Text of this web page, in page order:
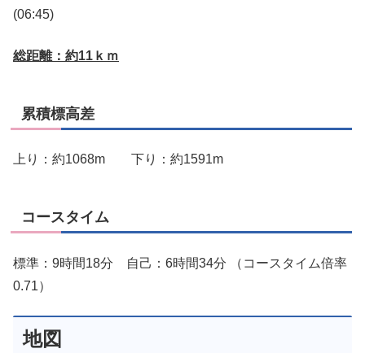
(06:45)
総距離：約11ｋｍ
累積標高差
上り：約1068m 下り：約1591m
コースタイム
標準：9時間18分 自己：6時間34分 （コースタイム倍率
0.71）
地図